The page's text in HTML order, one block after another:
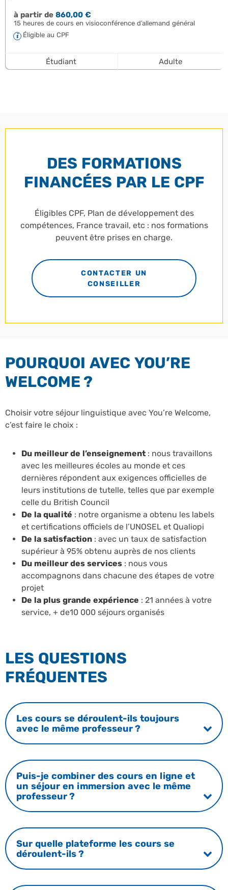
à partir de860,00 €
15 heures de cours en visioconférence d’allemand général
Éligible au CPF
Étudiant Adulte
DES FORMATIONS
FINANCÉES PAR LE CPF
Éligibles CPF, Plan de développement des
compétences, France travail, etc : nos formations
peuvent être prises en charge.
CONTACTER UN
CONSEILLER
POURQUOI AVEC YOU’RE
WELCOME ?
Choisir votre séjour linguistique avec You’re Welcome,
c’est faire le choix :
Du meilleur de l’enseignement : nous travaillons
avec les meilleures écoles au monde et ces
dernières répondent aux exigences officielles de
leurs institutions de tutelle, telles que par exemple
celle du British Council
De la qualité : notre organisme a obtenu les labels
et certifications officiels de l’UNOSEL et Qualiopi
De la satisfaction : avec un taux de satisfaction
supérieur à 95% obtenu auprès de nos clients
Du meilleur des services : nous vous
accompagnons dans chacune des étapes de votre
projet
De la plus grande expérience : 21 années à votre
service, + de10 000 séjours organisés
LES QUESTIONS
FRÉQUENTES
Les cours se déroulent-ils toujours
avec le même professeur ?
Puis-je combiner des cours en ligne et
un séjour en immersion avec le même
professeur ?
Sur quelle plateforme les cours se
déroulent-ils ?